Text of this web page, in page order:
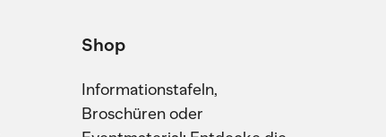
Shop
Informationstafeln,
Broschüren oder